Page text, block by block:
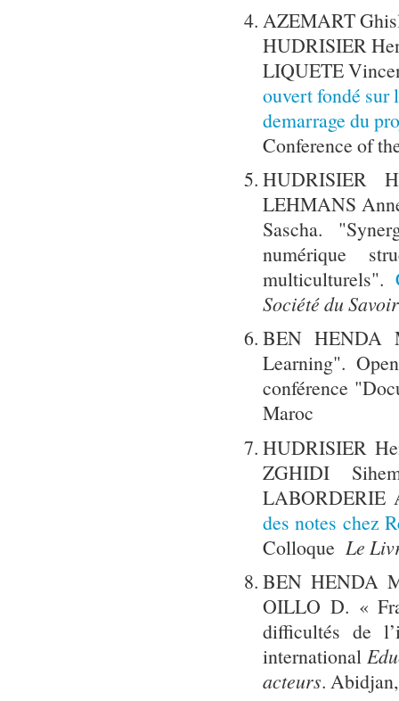
AZEMART
HUDRISIER
LIQUETE
ouvert fondé sur
demarrage du
Conference of
HUDRISIER
LEHMANS
Sascha.
numérique
multiculturels".
Société du
BEN HENDA
Learning".
conférence
Maroc
HUDRISIER
ZGHIDI
LABORDERIE
des notes chez
Colloque Le
BEN HENDA
OILLO D. «
difficultés de
international
acteurs.